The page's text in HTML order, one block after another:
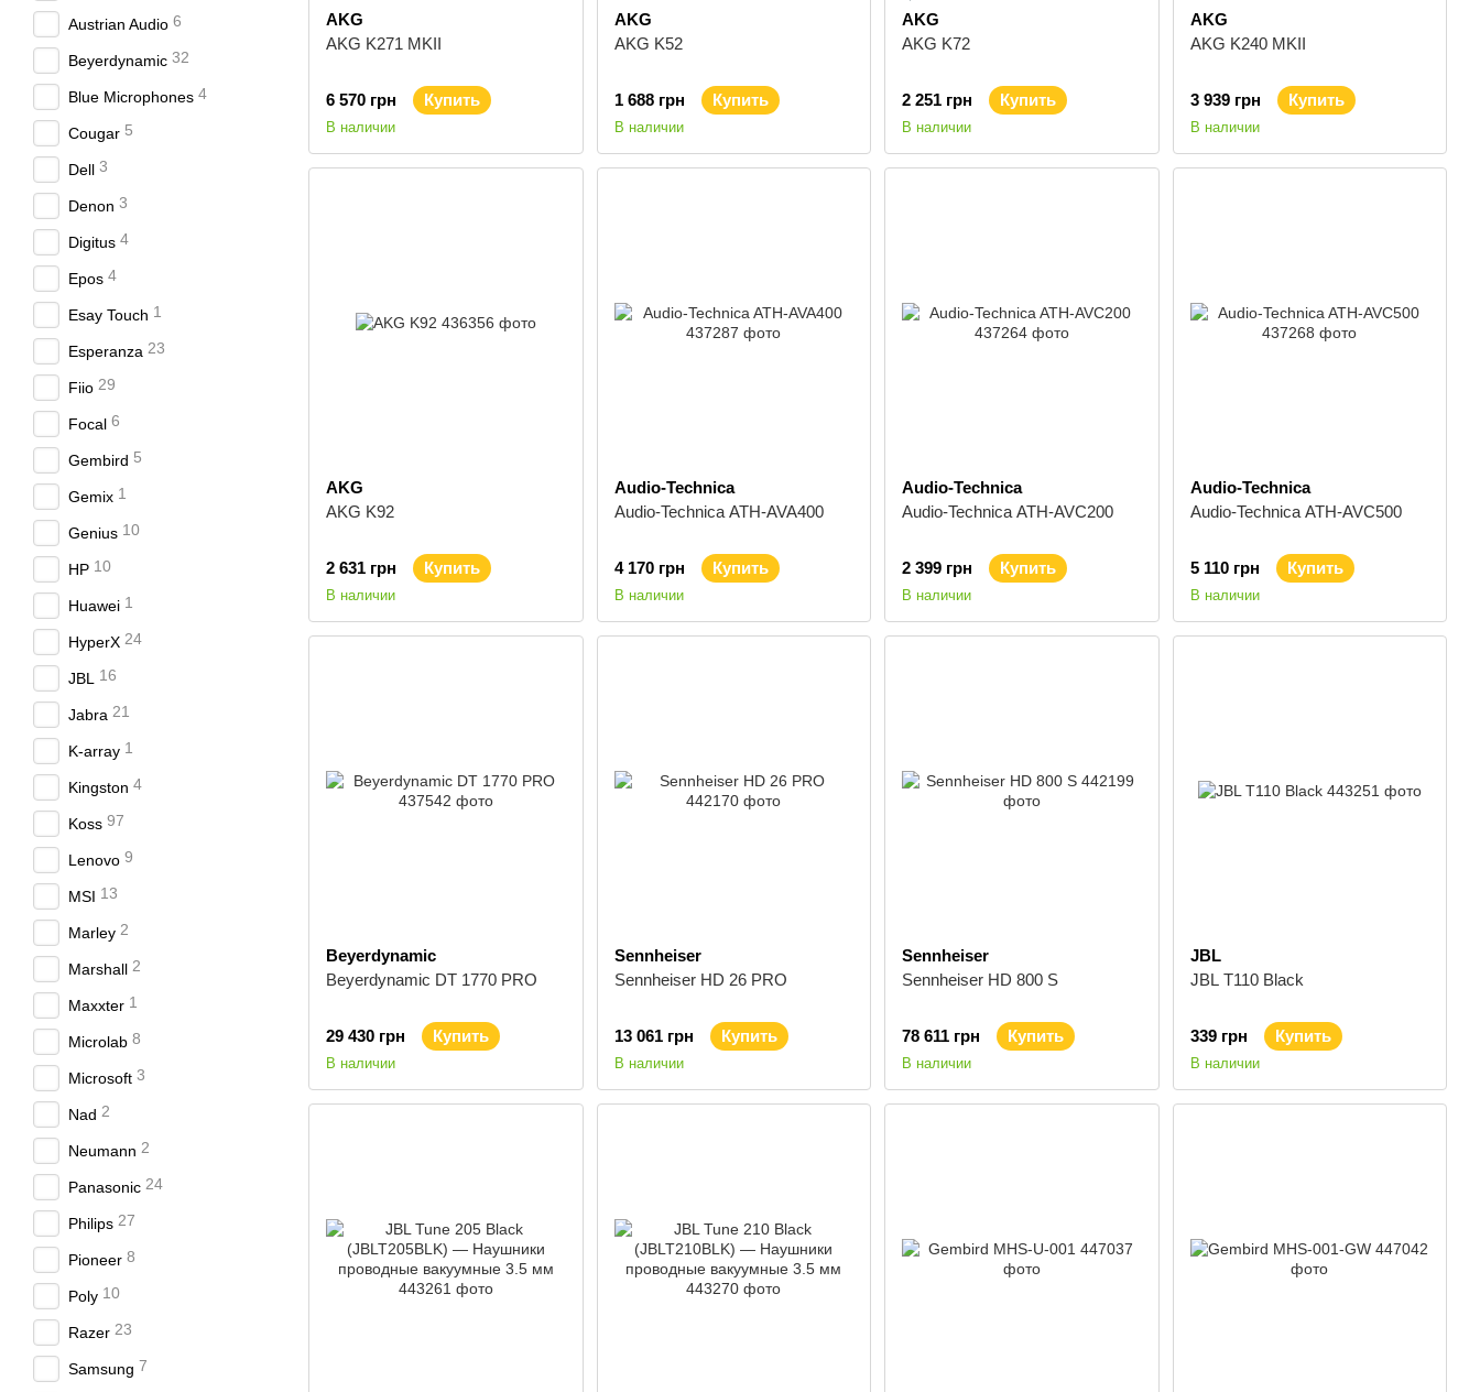
AKG
AKG K271 MKII
6 570 грн Купить
В наличии
AKG
AKG K52
1 688 грн Купить
В наличии
AKG
AKG K72
2 251 грн Купить
В наличии
AKG
AKG K240 MKII
3 939 грн Купить
В наличии
AKG
AKG K92
2 631 грн Купить
В наличии
Audio-Technica
Audio-Technica ATH-AVA400
4 170 грн Купить
В наличии
Audio-Technica
Audio-Technica ATH-AVC200
2 399 грн Купить
В наличии
Audio-Technica
Audio-Technica ATH-AVC500
5 110 грн Купить
В наличии
Beyerdynamic
Beyerdynamic DT 1770 PRO
29 430 грн Купить
В наличии
Sennheiser
Sennheiser HD 26 PRO
13 061 грн Купить
В наличии
Sennheiser
Sennheiser HD 800 S
78 611 грн Купить
В наличии
JBL
JBL T110 Black
339 грн Купить
В наличии
Austrian Audio 6
Beyerdynamic 32
Blue Microphones 4
Cougar 5
Dell 3
Denon 3
Digitus 4
Epos 4
Esay Touch 1
Esperanza 23
Fiio 29
Focal 6
Gembird 5
Gemix 1
Genius 10
HP 10
Huawei 1
HyperX 24
JBL 16
Jabra 21
K-array 1
Kingston 4
Koss 97
Lenovo 9
MSI 13
Marley 2
Marshall 2
Maxxter 1
Microlab 8
Microsoft 3
Nad 2
Neumann 2
Panasonic 24
Philips 27
Pioneer 8
Poly 10
Razer 23
Samsung 7